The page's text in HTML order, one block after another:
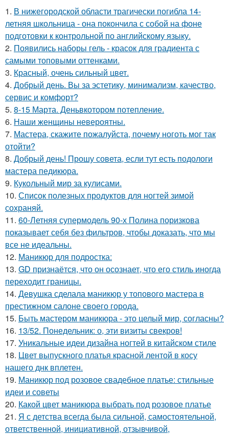
1. В нижегородской области трагически погибла 14-
летняя школьница - она покончила с собой на фоне
подготовки к контрольной по английскому языку.
2. Появились наборы гель - красок для градиента с
самыми топовыми оттенками.
3. Красный, очень сильный цвет.
4. Добрый день. Вы за эстетику, минимализм, качество,
сервис и комфорт?
5. 8-15 Марта. Деньвкотором потепление.
6. Наши женщины невероятны.
7. Мастера, скажите пожалуйста, почему ноготь мог так
отойти?
8. Добрый день! Прошу совета, если тут есть подологи
мастера педикюра.
9. Кукольный мир за кулисами.
10. Список полезных продуктов для ногтей зимой
сохраняй.
11. 60-Летняя супермодель 90-х Полина поризкова
показывает себя без фильтров, чтобы доказать, что мы
все не идеальны.
12. Маникюр для подростка:
13. GD признаётся, что он осознает, что его стиль иногда
переходит границы.
14. Девушка сделала маникюр у топового мастера в
престижном салоне своего города.
15. Быть мастером маникюра - это целый мир, согласны?
16. 13/52. Понедельник: о, эти визиты свекров!
17. Уникальные идеи дизайна ногтей в китайском стиле
18. Цвет выпускного платья красной лентой в косу
нашего днк вплетен.
19. Маникюр под розовое свадебное платье: стильные
идеи и советы
20. Какой цвет маникюра выбрать под розовое платье
21. Я с детства всегда была сильной, самостоятельной,
ответственной, инициативной, отзывчивой,